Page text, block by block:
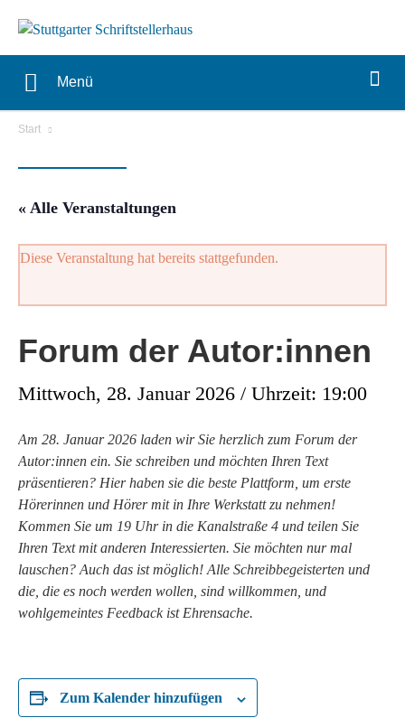
Menü
Start
« Alle Veranstaltungen
Diese Veranstaltung hat bereits stattgefunden.
Forum der Autor:innen
Mittwoch, 28. Januar 2026 / Uhrzeit: 19:00
Am 28. Januar 2026 laden wir Sie herzlich zum Forum der
Autor:innen ein. Sie schreiben und möchten Ihren Text
präsentieren? Hier haben sie die beste Plattform, um erste
Hörerinnen und Hörer mit in Ihre Werkstatt zu nehmen!
Kommen Sie um 19 Uhr in die Kanalstraße 4 und teilen Sie
Ihren Text mit anderen Interessierten. Sie möchten nur mal
lauschen? Auch das ist möglich! Alle Schreibbegeisterten und
die, die es noch werden wollen, sind willkommen, und
wohlgemeintes Feedback ist Ehrensache.
Zum Kalender hinzufügen